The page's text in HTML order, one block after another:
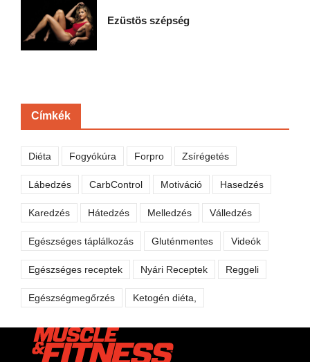
Ezüstös szépség
Címkék
Diéta Fogyókúra Forpro Zsírégetés
Lábedzés CarbControl Motiváció Hasedzés
Karedzés Hátedzés Melledzés Válledzés
Egészséges táplálkozás Gluténmentes Videók
Egészséges receptek Nyári Receptek Reggeli
Egészségmegőrzés Ketogén diéta,